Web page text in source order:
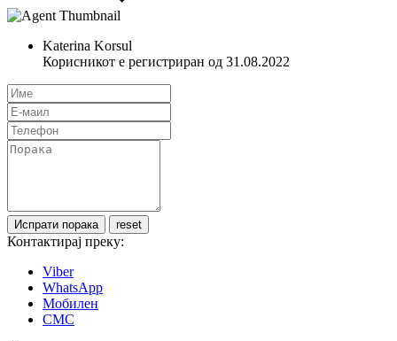
Katerina Korsul
Корисникот е регистриран од 31.08.2022
Контактирај преку:
Viber
WhatsApp
Мобилен
СМС